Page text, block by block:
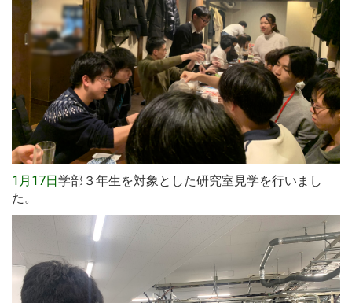
1月17日学部３年生を対象とした研究室見学を行いまし
た。